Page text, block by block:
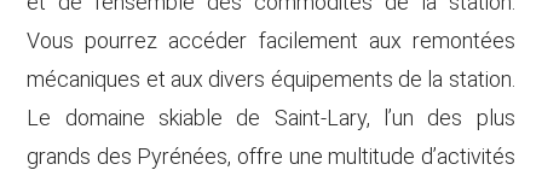
Vous pourrez accéder facilement aux remontées
mécaniques et aux divers équipements de la station.
Le domaine skiable de Saint-Lary, l’un des plus
grands des Pyrénées, offre une multitude d’activités